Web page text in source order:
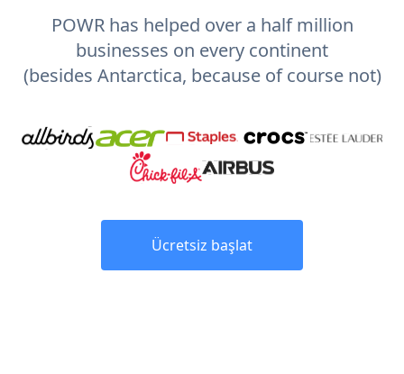
POWR has helped over a half million
businesses on every continent
(besides Antarctica, because of course not)
Ücretsiz başlat